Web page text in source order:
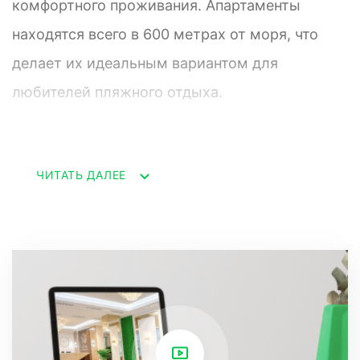
комфортного проживания. Апартаменты
находятся всего в 600 метрах от моря, что
делает их идеальным вариантом для
любителей пляжного отдыха.
квадратных метров, что позволяет создать
позволяет обеспечить приватность и
комфортный отдых для гостей.
ЧИТАТЬ ДАЛЕЕ